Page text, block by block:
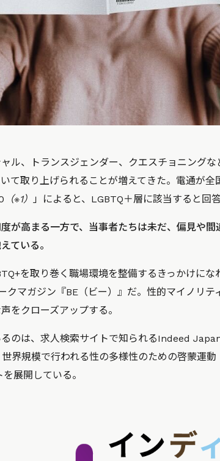
ル、トランスジェンダー、クエスチョニング
て取り上げられることが増えてきた。電通が
（※1） 」によると、LGBTQ＋層に該当すると回
が高まる一方で、当事者たちは未だ、偏見や
ている。
を取り巻く職場環境を整備するきっかけに
マガジン『BE（ビー）』だ。 性的マイノリテ
をクローズアップする。
のは、求人検索サイトで知られるIndeed
界規模で行われる性の多様性のための啓蒙運動
展開している。